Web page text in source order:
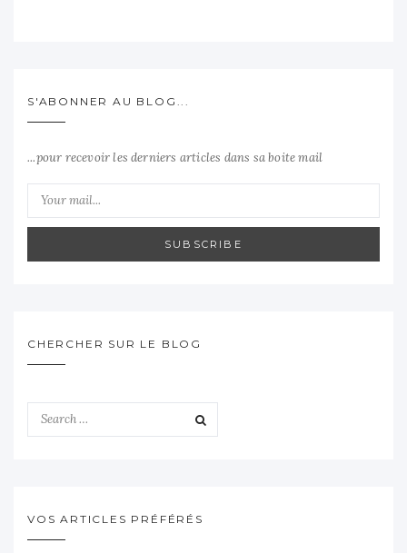
S'ABONNER AU BLOG...
...pour recevoir les derniers articles dans sa boite mail
SUBSCRIBE
CHERCHER SUR LE BLOG
VOS ARTICLES PRÉFÉRÉS